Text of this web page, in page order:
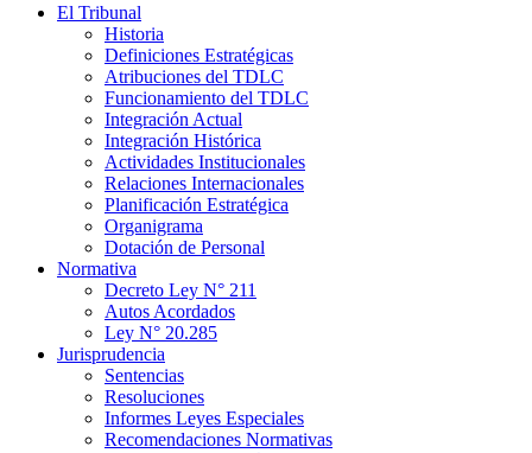
El Tribunal
Historia
Definiciones Estratégicas
Atribuciones del TDLC
Funcionamiento del TDLC
Integración Actual
Integración Histórica
Actividades Institucionales
Relaciones Internacionales
Planificación Estratégica
Organigrama
Dotación de Personal
Normativa
Decreto Ley N° 211
Autos Acordados
Ley N° 20.285
Jurisprudencia
Sentencias
Resoluciones
Informes Leyes Especiales
Recomendaciones Normativas